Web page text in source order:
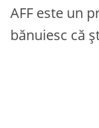
AFF este un
bănuiesc că